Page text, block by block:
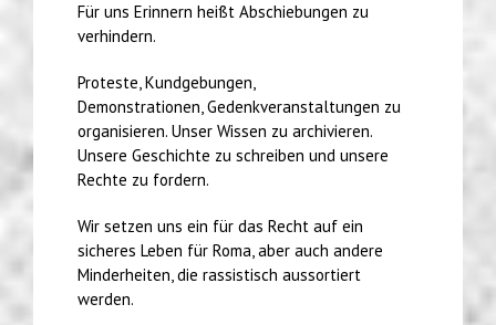
Für uns Erinnern heißt Abschiebungen zu
verhindern.
Proteste, Kundgebungen,
Demonstrationen, Gedenkveranstaltungen zu
organisieren. Unser Wissen zu archivieren.
Unsere Geschichte zu schreiben und unsere
Rechte zu fordern.
Wir setzen uns ein für das Recht auf ein
sicheres Leben für Roma, aber auch andere
Minderheiten, die rassistisch aussortiert
werden.